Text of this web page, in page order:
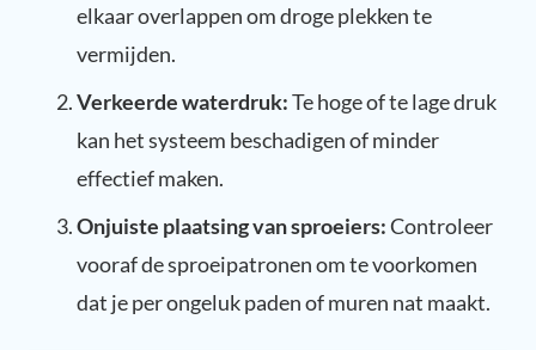
elkaar overlappen om droge plekken te
vermijden.
Verkeerde waterdruk:Te hoge of te lage druk
kan het systeem beschadigen of minder
effectief maken.
Onjuiste plaatsing van sproeiers:Controleer
vooraf de sproeipatronen om te voorkomen
dat je per ongeluk paden of muren nat maakt.